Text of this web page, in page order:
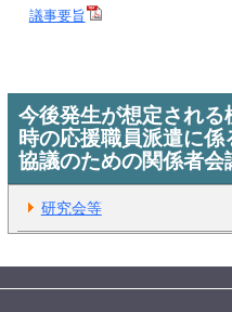
議事要旨
今後発生が想定され
時の応援職員派遣に
協議のための関係者会
研究会等